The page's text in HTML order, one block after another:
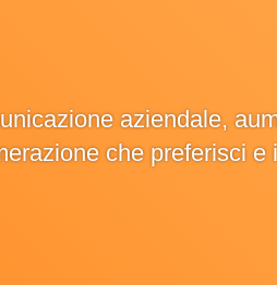
aziendale,
che preferisci e